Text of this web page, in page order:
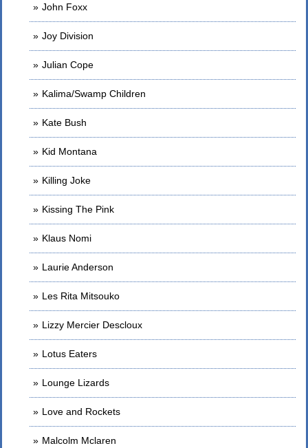
John Foxx
Joy Division
Julian Cope
Kalima/Swamp Children
Kate Bush
Kid Montana
Killing Joke
Kissing The Pink
Klaus Nomi
Laurie Anderson
Les Rita Mitsouko
Lizzy Mercier Descloux
Lotus Eaters
Lounge Lizards
Love and Rockets
Malcolm Mclaren